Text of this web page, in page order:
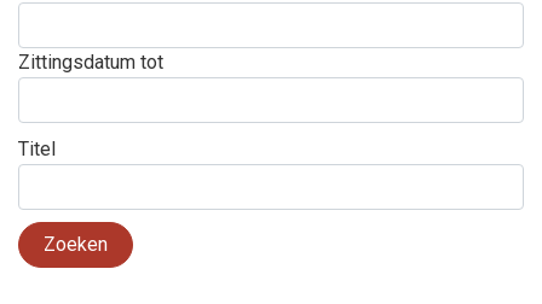
Zittingsdatum tot
Titel
Zoeken